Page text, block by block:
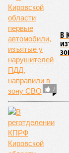
2
В